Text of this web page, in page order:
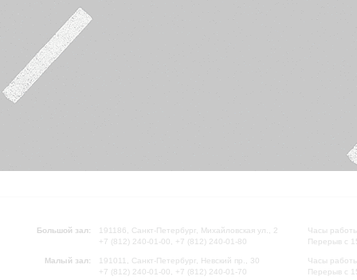
Большой зал:
191186, Санкт-Петербург, Михайловская ул., 2
+7 (812) 240-01-00, +7 (812) 240-01-80
Малый зал:
191011, Санкт-Петербург, Невский пр., 30
+7 (812) 240-01-00, +7 (812) 240-01-70
Часы
Перерыв с
Часы
Перерыв с